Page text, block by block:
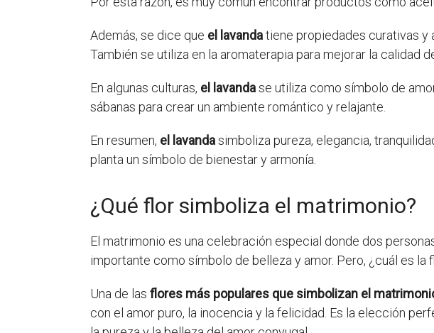
Además, se dice que el lavandatiene propiedades curativas y
También se utiliza en la aromaterapia para mejorar la calidad
En algunas culturas, el lavandase utiliza como símbolo de
sábanas para crear un ambiente romántico y relajante.
En resumen, el lavandasimboliza pureza, elegancia,
planta un símbolo de bienestar y armonía.
¿Qué flor simboliza el matrimonio?
El matrimonio es una celebración especial donde dos
importante como símbolo de belleza y amor. Pero, ¿cuál es la
Una de las flores más populares que simbolizan el
con el amor puro, la inocencia y la felicidad. Es la elección